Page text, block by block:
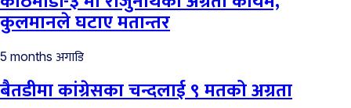
कुलमानले घटाए मतान्तर
5 months अगाडि
बैतडीमा कांग्रेसका चन्दलाई ९ मतको अग्रता